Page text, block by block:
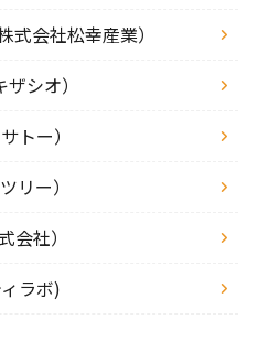
会社松幸産業）
シオ）
トー）
リー）
会社）
ラボ)